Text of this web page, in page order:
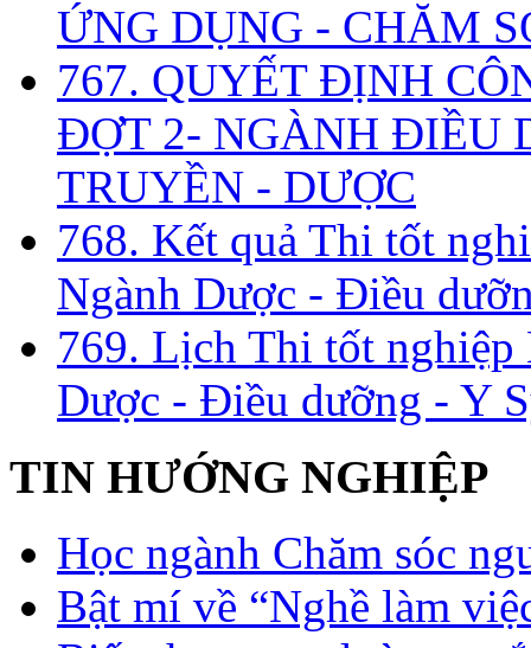
ỨNG DỤNG - CHĂM
767. QUYẾT ĐỊNH
ĐỢT 2- NGÀNH ĐIỀU
TRUYỀN - DƯỢC
768. Kết quả Thi tốt
Ngành Dược - Điều
769. Lịch Thi tốt
Dược - Điều dưỡng - Y
TIN HƯỚNG NGHIỆP
Học ngành Chăm sóc
Bật mí về “Nghề làm